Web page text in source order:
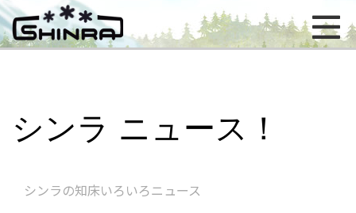
シンラ ニュース！
シンラの知床いろいろニュース